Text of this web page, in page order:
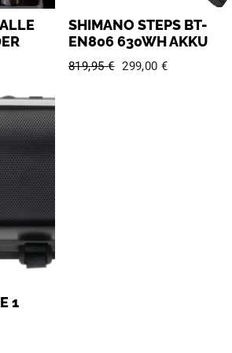
SHIMANO STEPS BT-
EN806 630WH AKKU
Regular price:
819,95 € Sale price:
299,00 €
1